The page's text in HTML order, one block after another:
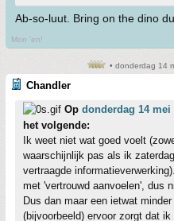
Ab-so-luut. Bring on the dino
Mon 'en!
• donderdag 14
Chandler
Op donderdag 14 mei
het volgende:
Ik weet niet wat goed voelt
waarschijnlijk pas als ik
vertraagde
met 'vertrouwd aanvoelen', dus
Dus dan maar een ietwat
(bijvoorbeeld) ervoor zorgt dat